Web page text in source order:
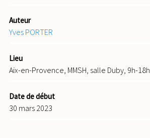
Auteur
Yves PORTER
Lieu
Aix-en-Provence, MMSH, salle Duby, 9h-18h
Date de début
30 mars 2023